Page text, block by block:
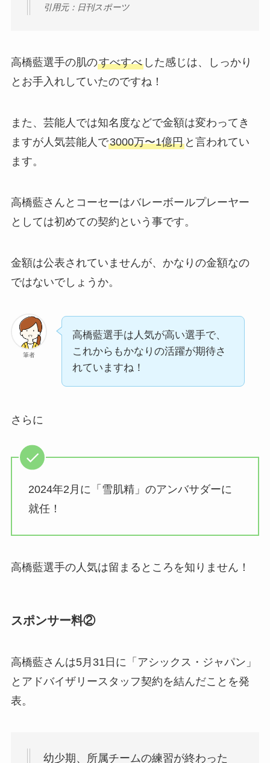
引用元：日刊スポーツ
高橋藍選手の肌のすべすべした感じは、しっかり
とお手入れしていたのですね！
また、芸能人では知名度などで金額は変わってき
ますが人気芸能人で3000万〜1億円と言われてい
ます。
高橋藍さんとコーセーはバレーボールプレーヤー
としては初めての契約という事です。
金額は公表されていませんが、かなりの金額なの
ではないでしょうか。
筆者
高橋藍選手は人気が高い選手で、
これからもかなりの活躍が期待さ
れていますね！
さらに
2024年2月に「雪肌精」のアンバサダーに
就任！
高橋藍選手の人気は留まるところを知りません！
スポンサー料②
高橋藍さんは5月31日に「アシックス・ジャパン」
とアドバイザリースタッフ契約を結んだことを発
表。
幼少期、所属チームの練習が終わった